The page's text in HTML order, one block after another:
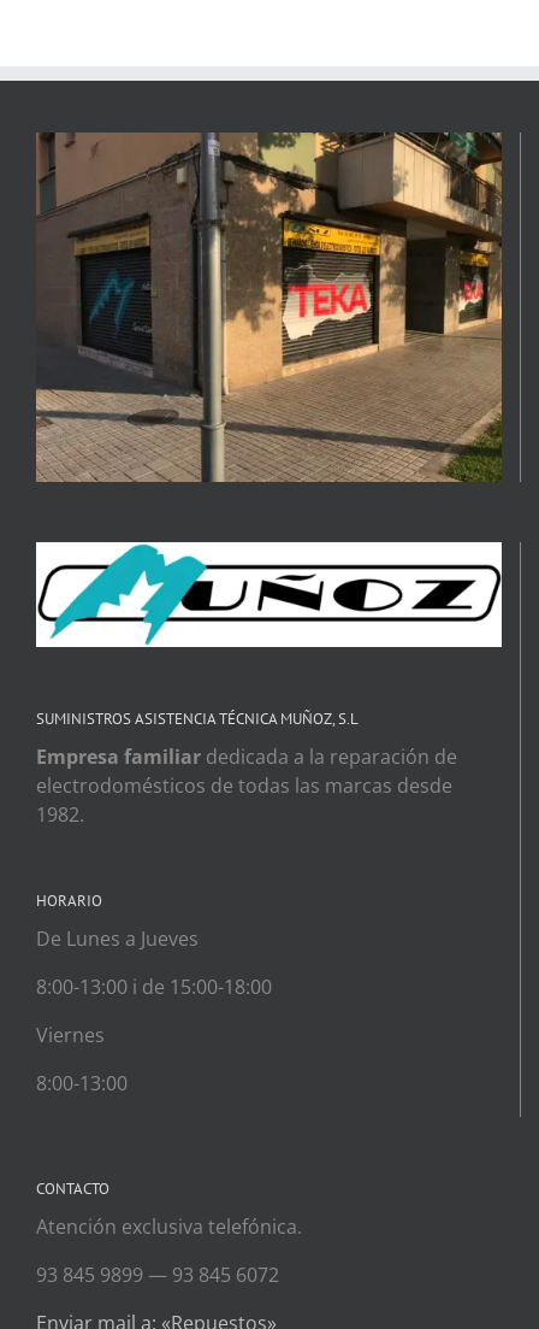
SUMINISTROS ASISTENCIA TÉCNICA MUÑOZ, S.L
Empresa familiar dedicada a la reparación de
electrodomésticos de todas las marcas desde
1982.
HORARIO
De Lunes a Jueves
8:00-13:00 i de 15:00-18:00
Viernes
8:00-13:00
CONTACTO
Atención exclusiva telefónica.
93 845 9899 — 93 845 6072
Enviar mail a: «Repuestos»